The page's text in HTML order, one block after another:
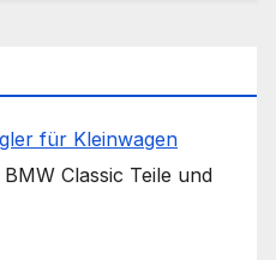
für Kleinwagen
BMW Classic Teile und